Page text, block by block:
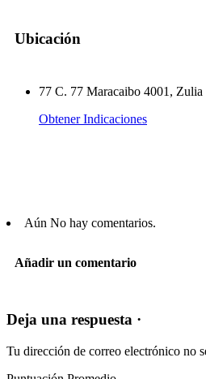
Ubicación
77 C. 77 Maracaibo 4001, Zulia
Obtener Indicaciones
Aún No hay comentarios.
Añadir un comentario
Deja una respuesta ·
Tu dirección de correo electrónico no